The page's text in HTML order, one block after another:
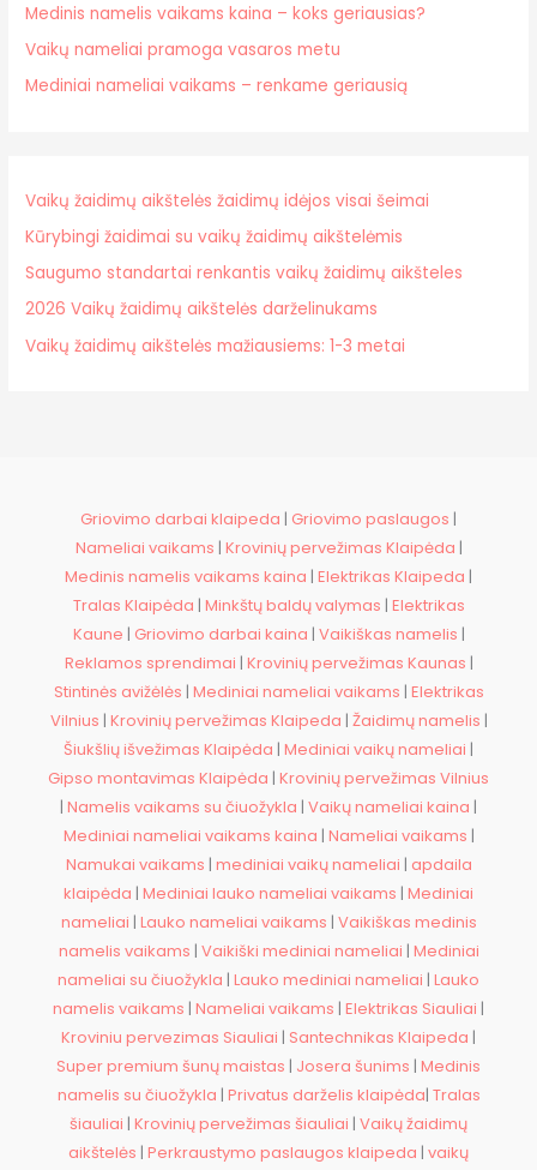
Medinis namelis vaikams kaina – koks geriausias?
Vaikų nameliai pramoga vasaros metu
Mediniai nameliai vaikams – renkame geriausią
Vaikų žaidimų aikštelės žaidimų idėjos visai šeimai
Kūrybingi žaidimai su vaikų žaidimų aikštelėmis
Saugumo standartai renkantis vaikų žaidimų aikšteles
2026 Vaikų žaidimų aikštelės darželinukams
Vaikų žaidimų aikštelės mažiausiems: 1-3 metai
Griovimo darbai klaipeda | Griovimo paslaugos |
Nameliai vaikams | Krovinių pervežimas Klaipėda |
Medinis namelis vaikams kaina | Elektrikas Klaipeda |
Tralas Klaipėda | Minkštų baldų valymas | Elektrikas
Kaune | Griovimo darbai kaina | Vaikiškas namelis |
Reklamos sprendimai | Krovinių pervežimas Kaunas |
Stintinės avižėlės | Mediniai nameliai vaikams | Elektrikas
Vilnius | Krovinių pervežimas Klaipeda | Žaidimų namelis |
Šiukšlių išvežimas Klaipėda | Mediniai vaikų nameliai |
Gipso montavimas Klaipėda | Krovinių pervežimas Vilnius
| Namelis vaikams su čiuožykla | Vaikų nameliai kaina |
Mediniai nameliai vaikams kaina | Nameliai vaikams |
Namukai vaikams | mediniai vaikų nameliai | apdaila
klaipėda | Mediniai lauko nameliai vaikams | Mediniai
nameliai | Lauko nameliai vaikams | Vaikiškas medinis
namelis vaikams | Vaikiški mediniai nameliai | Mediniai
nameliai su čiuožykla | Lauko mediniai nameliai | Lauko
namelis vaikams | Nameliai vaikams | Elektrikas Siauliai |
Kroviniu pervezimas Siauliai | Santechnikas Klaipeda |
Super premium šunų maistas | Josera šunims | Medinis
namelis su čiuožykla | Privatus darželis klaipėda| Tralas
šiauliai | Krovinių pervežimas šiauliai | Vaikų žaidimų
aikštelės | Perkraustymo paslaugos klaipeda | vaikų